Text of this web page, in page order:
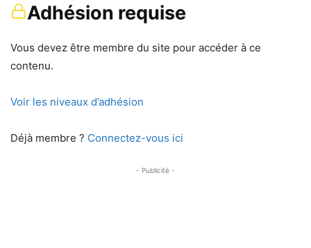
Adhésion requise
Vous devez être membre du site pour accéder à ce
contenu.
Voir les niveaux d’adhésion
Déjà membre ? Connectez-vous ici
- Publicité -